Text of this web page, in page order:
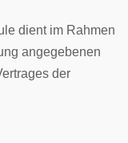
dient im Rahmen
angegebenen
der